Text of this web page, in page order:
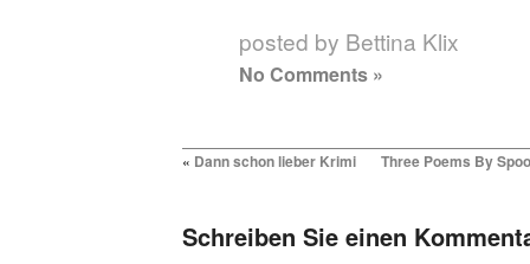
posted by Bettina Klix
No Comments »
« Dann schon lieber Krimi Three Poems By
Schreiben Sie einen